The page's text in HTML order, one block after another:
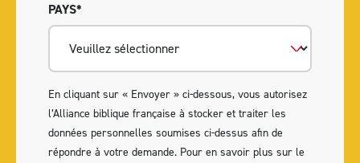
PAYS*
En cliquant sur « Envoyer » ci-dessous, vous autorisez
l’Alliance biblique française à stocker et traiter les
données personnelles soumises ci-dessus afin de
répondre à votre demande. Pour en savoir plus sur le